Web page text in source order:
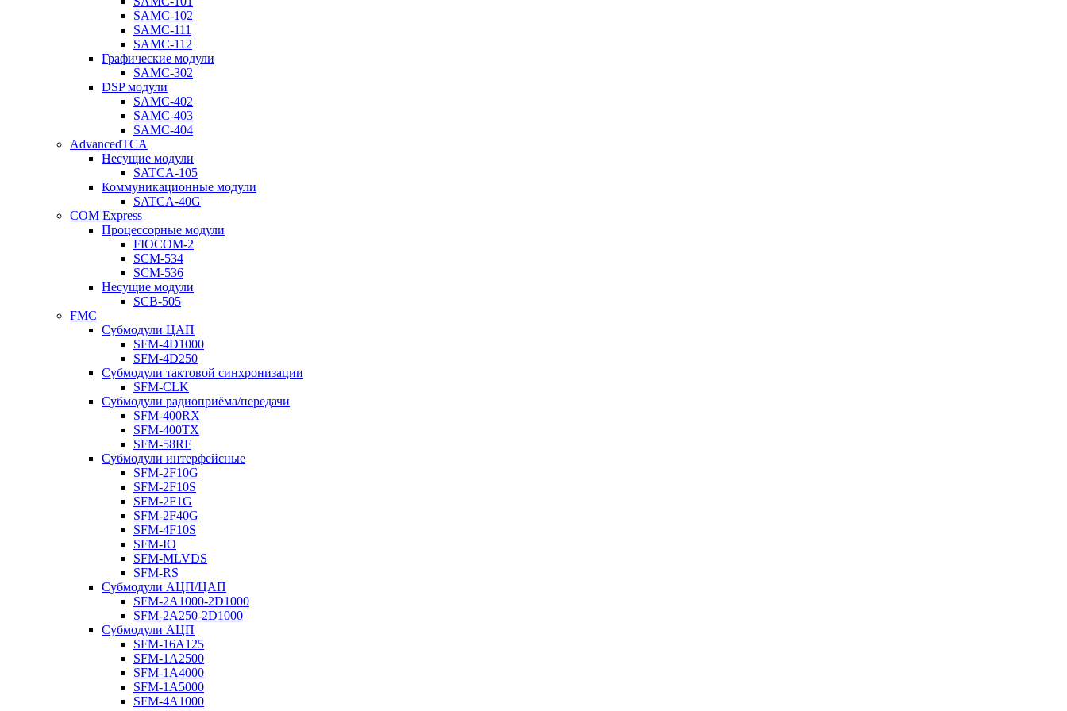
SAMC-102
SAMC-111
SAMC-112
Графические модули
SAMC-302
DSP модули
SAMC-402
SAMC-403
SAMC-404
AdvancedTCA
Несущие модули
SATCA-105
Коммуникационные модули
SATCA-40G
COM Express
Процессорные модули
FIOCOM-2
SCM-534
SCM-536
Несущие модули
SCB-505
FMC
Субмодули ЦАП
SFM-4D1000
SFM-4D250
Субмодули тактовой синхронизации
SFM-CLK
Субмодули радиоприёма/передачи
SFM-400RX
SFM-400TX
SFM-58RF
Субмодули интерфейсные
SFM-2F10G
SFM-2F10S
SFM-2F1G
SFM-2F40G
SFM-4F10S
SFM-IO
SFM-MLVDS
SFM-RS
Субмодули АЦП/ЦАП
SFM-2A1000-2D1000
SFM-2A250-2D1000
Субмодули АЦП
SFM-16A125
SFM-1A2500
SFM-1A4000
SFM-1A5000
SFM-4A1000